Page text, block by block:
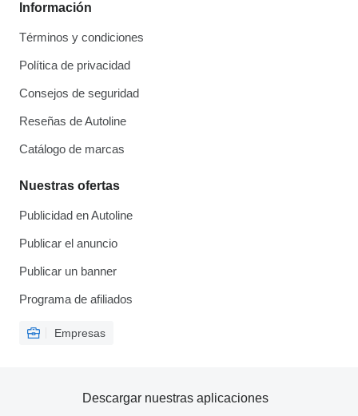
Información
Términos y condiciones
Política de privacidad
Consejos de seguridad
Reseñas de Autoline
Catálogo de marcas
Nuestras ofertas
Publicidad en Autoline
Publicar el anuncio
Publicar un banner
Programa de afiliados
Empresas
Descargar nuestras aplicaciones